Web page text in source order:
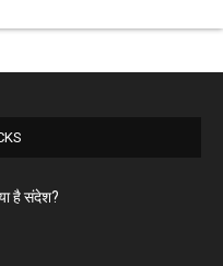
है संदेश?